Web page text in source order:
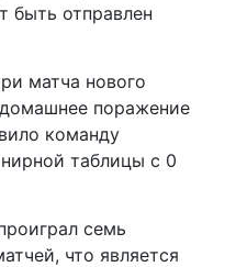
быть отправлен
матча нового
поражение
команду
таблицы с 0
семь
что является